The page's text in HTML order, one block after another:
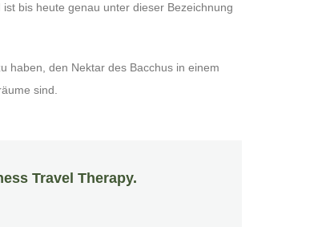
bis heute genau unter dieser Bezeichnung
haben, den Nektar des Bacchus in einem
sind.
Travel Therapy.